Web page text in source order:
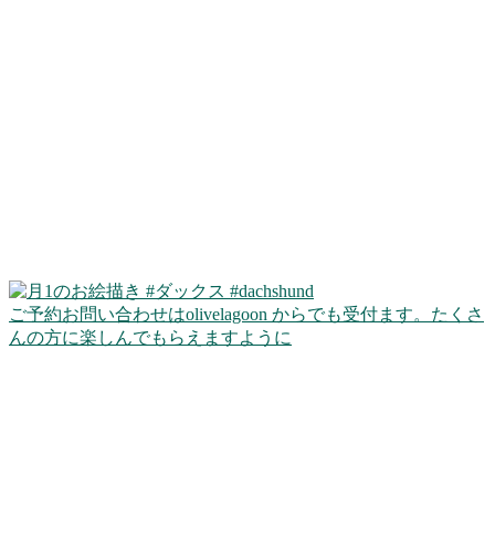
ご予約お問い合わせはolivelagoon からでも受付ます。たくさ
んの方に楽しんでもらえますように